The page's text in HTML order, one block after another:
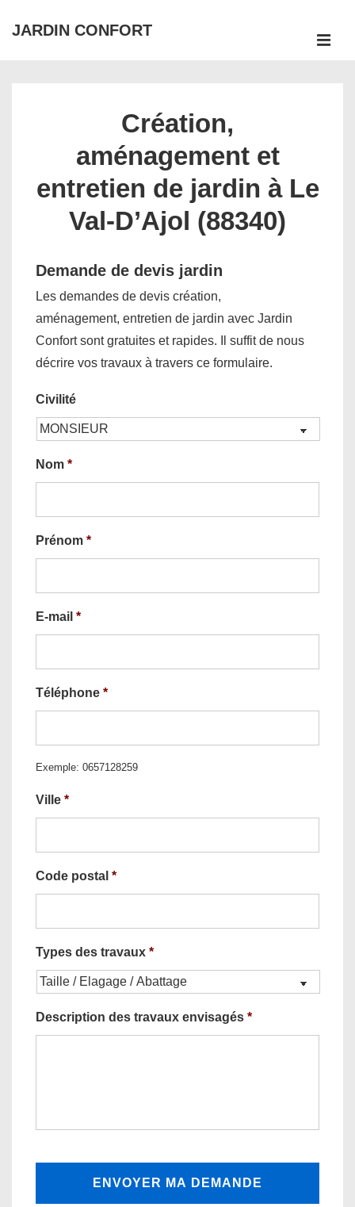
passer
JARDIN CONFORT
Création,
aménagement et
entretien de jardin à Le
Val-D’Ajol (88340)
Demande de devis jardin
Les demandes de devis création,
aménagement, entretien de jardin avec Jardin
Confort sont gratuites et rapides. Il suffit de nous
décrire vos travaux à travers ce formulaire.
Civilité
Nom *
Prénom *
E-mail *
Téléphone *
Exemple: 0657128259
Ville *
Code postal *
Types des travaux *
Description des travaux envisagés *